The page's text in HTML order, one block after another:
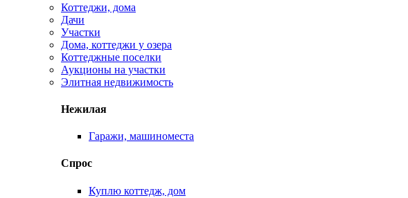
Коттеджи, дома
Дачи
Участки
Дома, коттеджи у озера
Коттеджные поселки
Аукционы на участки
Элитная недвижимость
Нежилая
Гаражи, машиноместа
Спрос
Куплю коттедж, дом